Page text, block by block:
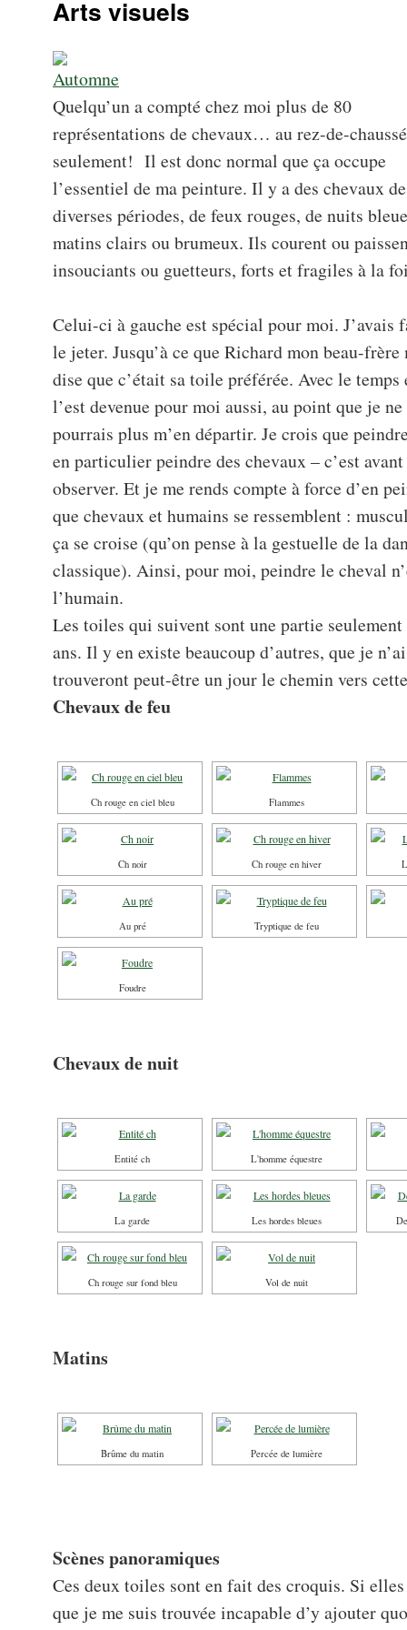
Arts visuels
Quelqu’un a compté chez moi plus de 80
représentations de chevaux… au rez-de-
seulement! Il est donc normal que ça occupe
l’essentiel de ma peinture. Il y a des chevaux de
diverses périodes, de feux rouges, de nuits
matins clairs ou brumeux. Ils courent ou
insouciants ou guetteurs, forts et fragiles à la
Celui-ci à gauche est spécial pour moi. J’avais
le jeter. Jusqu’à ce que Richard mon beau-frère
dise que c’était sa toile préférée. Avec le temps
l’est devenue pour moi aussi, au point que je ne
pourrais plus m’en départir. Je crois que
en particulier peindre des chevaux – c’est
observer. Et je me rends compte à force d’en
que chevaux et humains se ressemblent :
ça se croise (qu’on pense à la gestuelle de la
classique). Ainsi, pour moi, peindre le cheval
l’humain.
Les toiles qui suivent sont une partie
ans. Il y en existe beaucoup d’autres, que je
trouveront peut-être un jour le chemin vers
Chevaux de feu
Ch rouge en ciel bleu Flammes
Ch noir Ch rouge en hiver
Au pré Tryptique de feu
Foudre
Chevaux de nuit
Entité ch L'homme équestre
La garde Les hordes bleues
Ch rouge sur fond bleu Vol de nuit
Matins
Brûme du matin Percée de lumière
Scènes panoramiques
Ces deux toiles sont en fait des croquis. Si
que je me suis trouvée incapable d’y ajouter